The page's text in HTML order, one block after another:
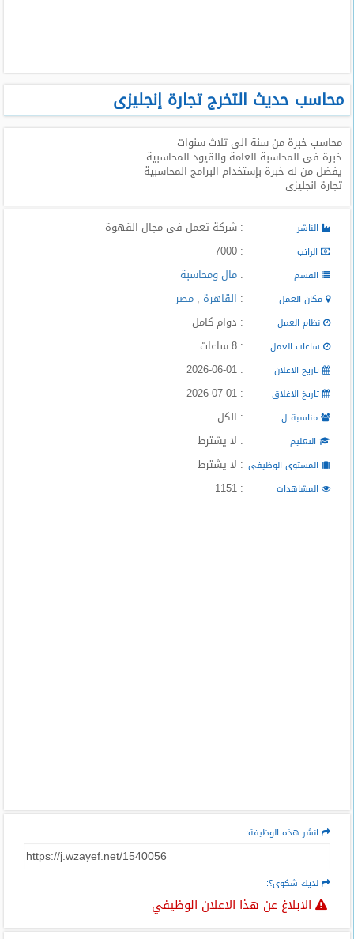
تصفح
الوظائف
وظائف
اليوم
وظائف
السعودية
اليوم
وظائف
مصر
اليوم
وظائف
حكومية
المدونة
محاسب حديث التخرج تجارة إنجليزى
محاسب خبرة من سنة الى ثلاث سنوات
خبرة فى المحاسبة العامة والقيود المحاسبية
يفضل من له خبرة بإستخدام البرامج المحاسبية
تجارة انجليزى
الناشر : شركة تعمل فى مجال القهوة
الراتب : 7000
القسم : مال ومحاسبة
مكان العمل : القاهرة , مصر
نظام العمل : دوام كامل
ساعات العمل : 8 ساعات
تاريخ الاعلان : 2026-06-01
تاريخ الاغلاق : 2026-07-01
مناسبة ل : الكل
التعليم : لا يشترط
المستوى الوظيفى : لا يشترط
المشاهدات : 1151
انشر هذه الوظيفة:
لديك شكوى؟:
الابلاغ عن هذا الاعلان الوظيفي